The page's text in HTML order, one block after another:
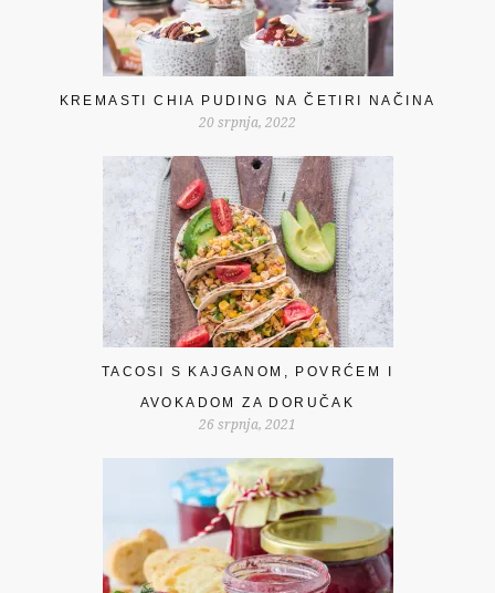
KREMASTI CHIA PUDING NA ČETIRI NAČINA
20 srpnja, 2022
TACOSI S KAJGANOM, POVRĆEM I
AVOKADOM ZA DORUČAK
26 srpnja, 2021